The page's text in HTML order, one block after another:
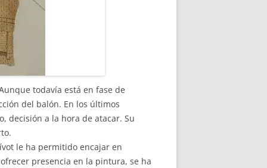
todavía está en fase de
del balón. En los últimos
decisión a la hora de atacar. Su
le ha permitido encajar en
presencia en la pintura, se ha